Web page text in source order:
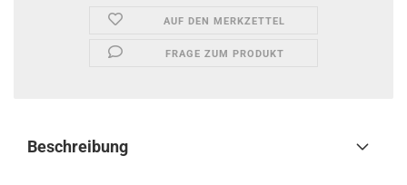
AUF DEN MERKZETTEL
FRAGE ZUM PRODUKT
Beschreibung